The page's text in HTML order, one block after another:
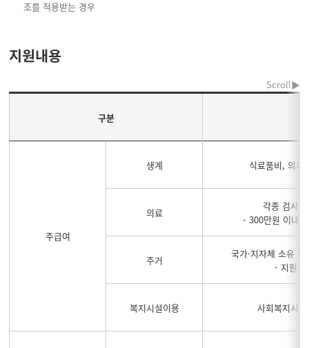
조를 적용받는 경우
지원내용
구분
주급여
생계 식료품비, 의복
의료
각종 검사
- 300만원 이내(
주거
국가·지자체 소유
- 지원상
복지시설이용 사회복지시